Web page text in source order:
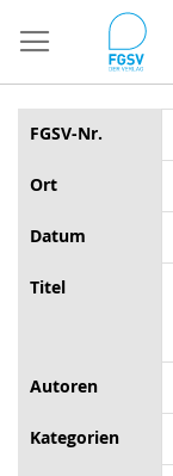
zum
Inhalt
FGSV-Nr.
Ort
Datum
Titel
Autoren
Kategorien